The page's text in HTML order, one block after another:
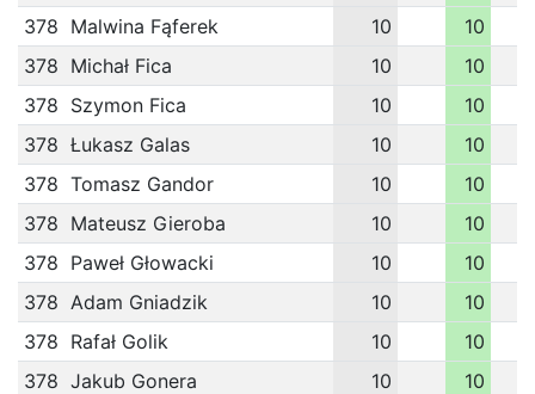
378 Malwina Fąferek 10
10
378 Michał Fica 10
10
378 Szymon Fica 10
10
378 Łukasz Galas 10
10
378 Tomasz Gandor 10
10
378 Mateusz Gieroba 10
10
378 Paweł Głowacki 10
10
378 Adam Gniadzik 10
10
378 Rafał Golik 10
10
378 Jakub Gonera 10
10